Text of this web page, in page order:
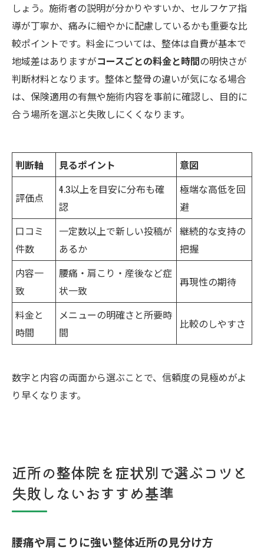
しょう。施術者の説明が分かりやすいか、セルフケア指
導が丁寧か、痛みに細やかに配慮しているかも重要な比
較ポイントです。料金については、整体は自費が基本で
地域差はありますがコースごとの料金と時間の明快さが
判断材料となります。整体と整骨の違いが気になる場合
は、保険適用の有無や施術内容を事前に確認し、目的に
合う場所を選ぶと失敗しにくくなります。
判断軸 見るポイント 意図
評価点
4.3以上を目安に分布も確
認
極端な高低を回
避
口コミ
件数
一定数以上で新しい投稿が
あるか
継続的な支持の
把握
内容一
致
腰痛・肩こり・産後など症
状一致
再現性の期待
料金と
時間
メニューの明確さと所要時
間
比較のしやすさ
数字と内容の両面から選ぶことで、信頼度の見極めがよ
り早くなります。
近所の整体院を症状別で選ぶコツと
失敗しないおすすめ基準
腰痛や肩こりに強い整体近所の見分け方